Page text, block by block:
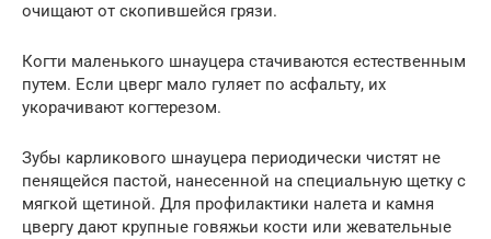
очищают от скопившейся грязи.
Когти маленького шнауцера стачиваются естественным
путем. Если цверг мало гуляет по асфальту, их
укорачивают когтерезом.
Зубы карликового шнауцера периодически чистят не
пенящейся пастой, нанесенной на специальную щетку с
мягкой щетиной. Для профилактики налета и камня
цвергу дают крупные говяжьи кости или жевательные